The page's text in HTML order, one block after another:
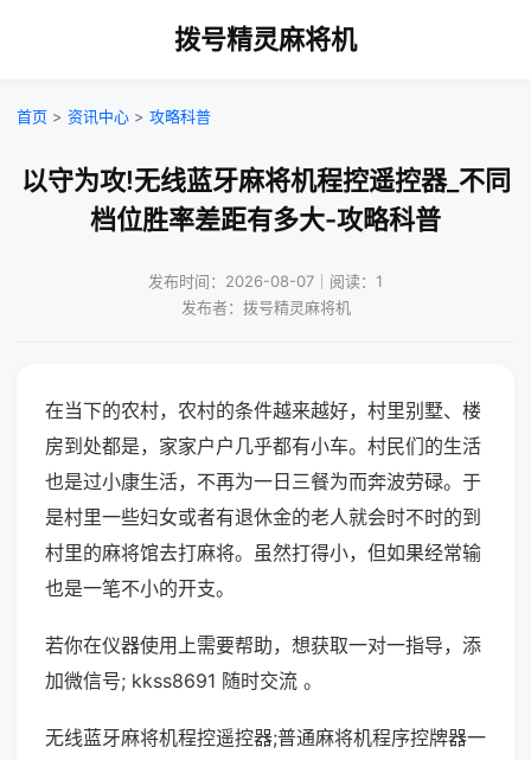
拨号精灵麻将机
首页 > 资讯中心 > 攻略科普
以守为攻!无线蓝牙麻将机程控遥控器_不同
档位胜率差距有多大-攻略科普
发布时间：2026-08-07｜阅读：1
发布者：拨号精灵麻将机
在当下的农村，农村的条件越来越好，村里别墅、楼
房到处都是，家家户户几乎都有小车。村民们的生活
也是过小康生活，不再为一日三餐为而奔波劳碌。于
是村里一些妇女或者有退休金的老人就会时不时的到
村里的麻将馆去打麻将。虽然打得小，但如果经常输
也是一笔不小的开支。
若你在仪器使用上需要帮助，想获取一对一指导，添
加微信号; kkss8691 随时交流 。
无线蓝牙麻将机程控遥控器;普通麻将机程序控牌器一